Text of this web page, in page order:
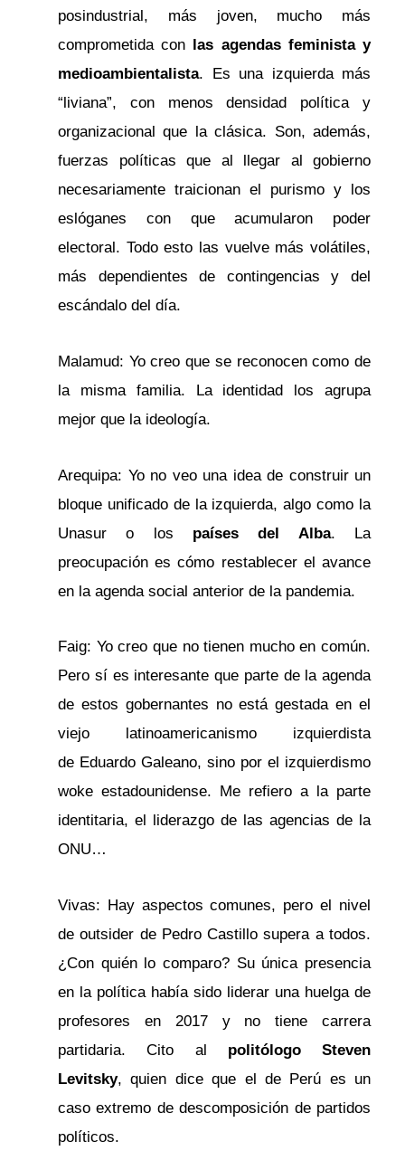
posindustrial, más joven, mucho más
comprometida con las agendas feminista y
medioambientalista. Es una izquierda más
“liviana”, con menos densidad política y
organizacional que la clásica. Son, además,
fuerzas políticas que al llegar al gobierno
necesariamente traicionan el purismo y los
eslóganes con que acumularon poder
electoral. Todo esto las vuelve más volátiles,
más dependientes de contingencias y del
escándalo del día.
Malamud: Yo creo que se reconocen como de
la misma familia. La identidad los agrupa
mejor que la ideología.
Arequipa: Yo no veo una idea de construir un
bloque unificado de la izquierda, algo como la
Unasur o los países del Alba. La
preocupación es cómo restablecer el avance
en la agenda social anterior de la pandemia.
Faig: Yo creo que no tienen mucho en común.
Pero sí es interesante que parte de la agenda
de estos gobernantes no está gestada en el
viejo latinoamericanismo izquierdista
de Eduardo Galeano, sino por el izquierdismo
woke estadounidense. Me refiero a la parte
identitaria, el liderazgo de las agencias de la
ONU…
Vivas: Hay aspectos comunes, pero el nivel
de outsider de Pedro Castillo supera a todos.
¿Con quién lo comparo? Su única presencia
en la política había sido liderar una huelga de
profesores en 2017 y no tiene carrera
partidaria. Cito al politólogo Steven
Levitsky, quien dice que el de Perú es un
caso extremo de descomposición de partidos
políticos.